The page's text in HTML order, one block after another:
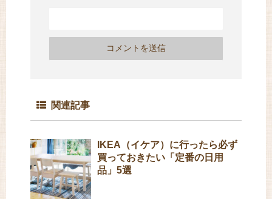
関連記事
IKEA（イケア）に行ったら必ず
買っておきたい「定番の日用
品」5選